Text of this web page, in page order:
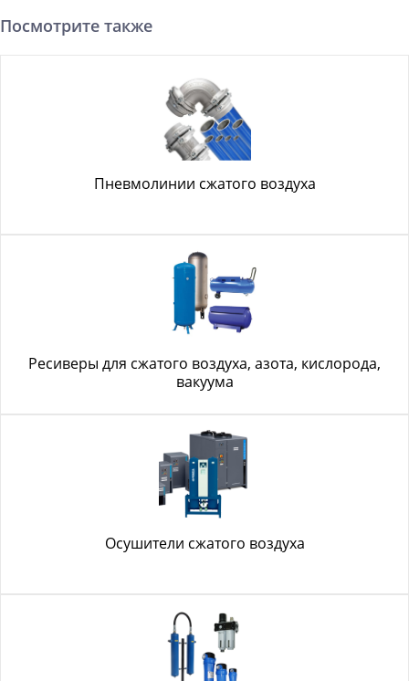
Посмотрите также
Пневмолинии сжатого воздуха
Ресиверы для сжатого воздуха, азота, кислорода,
вакуума
Осушители сжатого воздуха